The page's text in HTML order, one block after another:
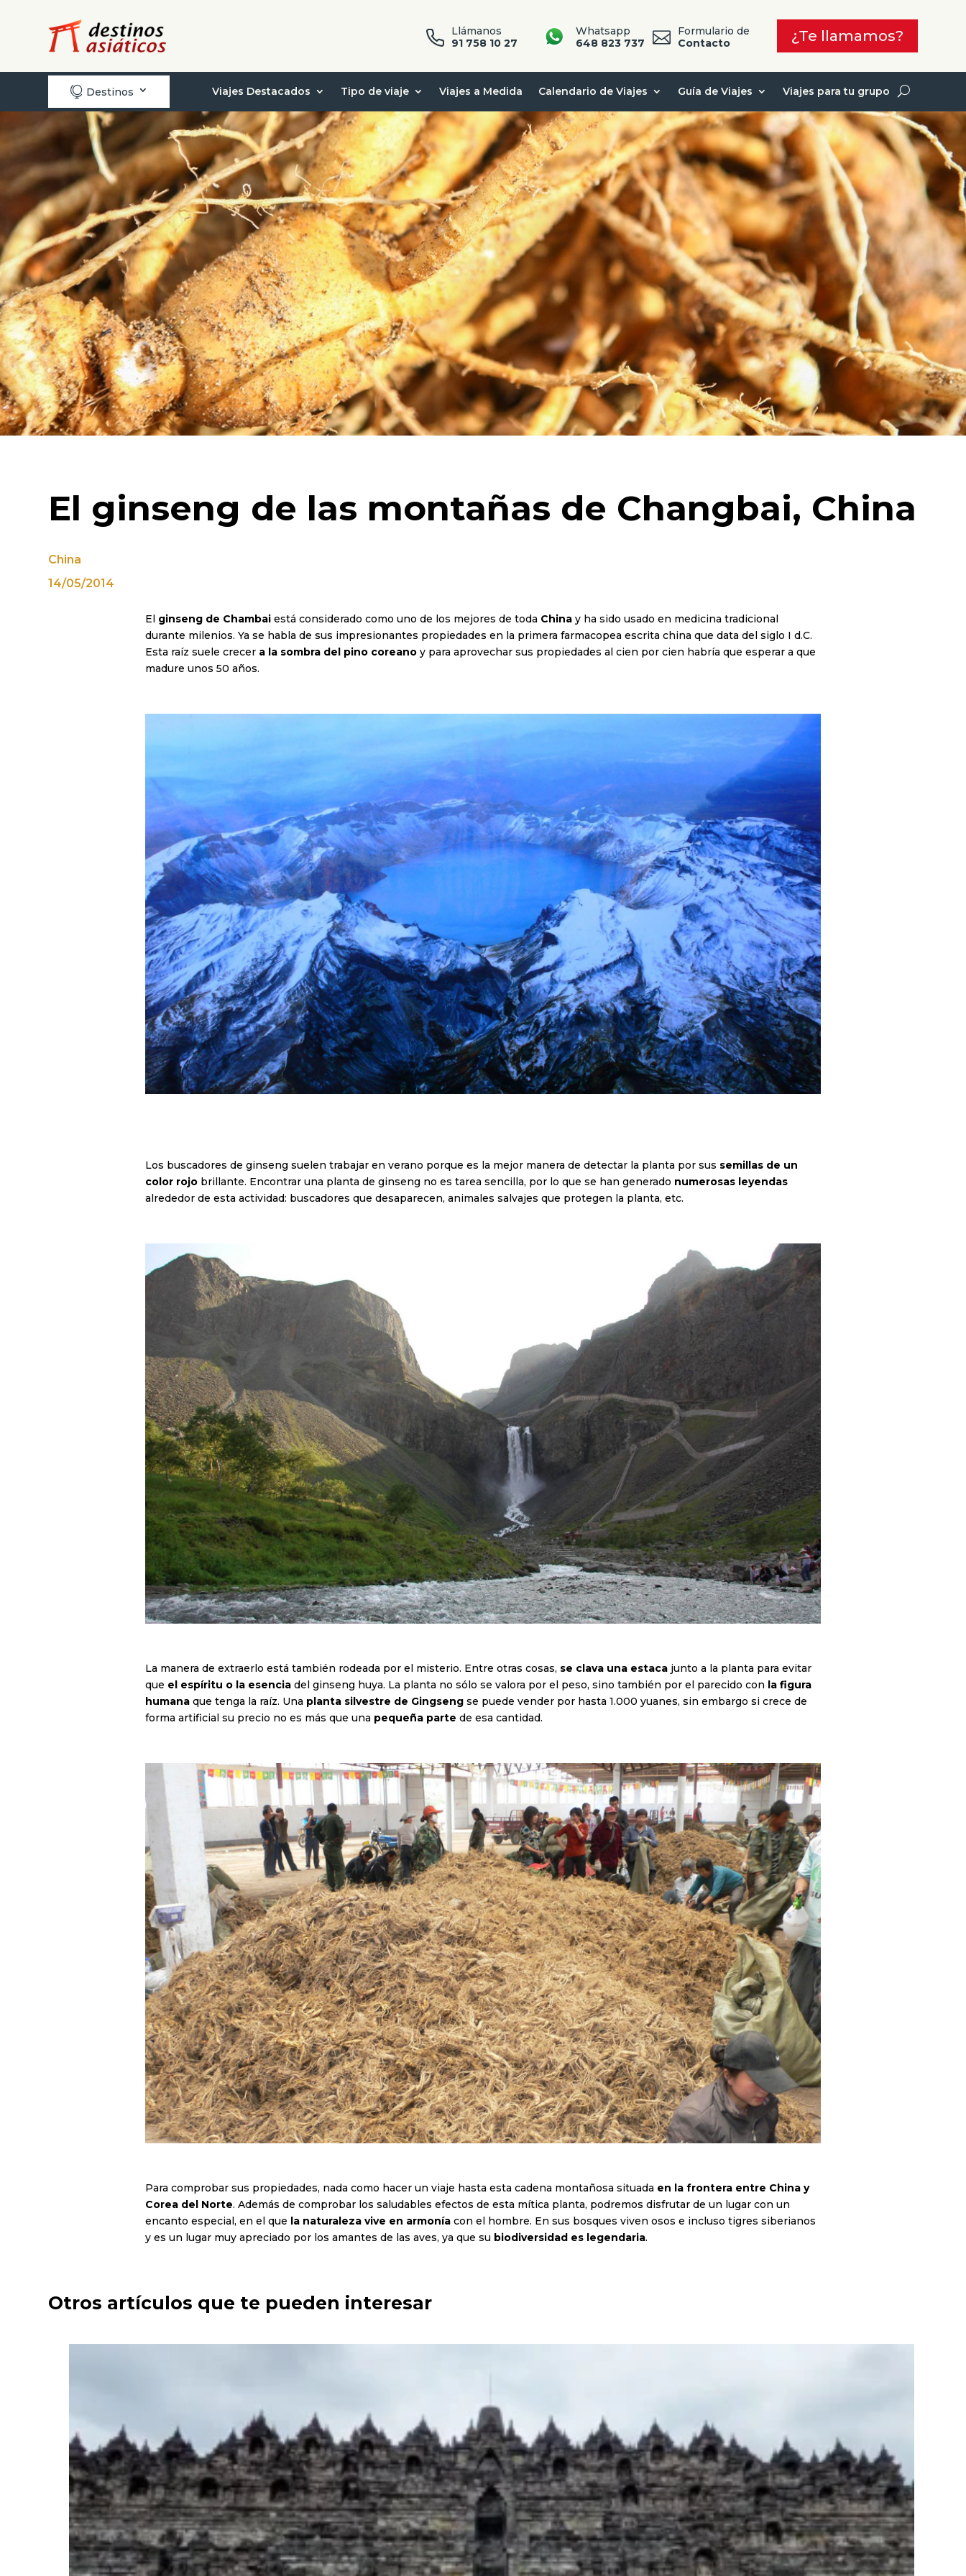
Llámanos
91 758 10 27
Whatsapp
648 823 737

Formulario de
Contacto
¿Te llamamos?
 Destinos Viajes Destacados Tipo de viaje Viajes a Medida Calendario de Viajes Guía de Viajes Viajes para tu grupo
El ginseng de las montañas de Changbai, China
China
14/05/2014
Elginseng de Chambaiestá considerado como uno de los mejores de toda Chinay ha sido usado en medicina tradicional
durante milenios. Ya se habla de sus impresionantes propiedades en la primera farmacopea escrita china que data del siglo I d.C.
Esta raíz suele crecer a la sombra del pino coreanoy para aprovechar sus propiedades al cien por cien habría que esperar a que
madure unos 50 años.
Los buscadores de ginseng suelen trabajar en verano porque es la mejor manera de detectar la planta por sus semillas de un
color rojo brillante. Encontrar una planta de ginseng no es tarea sencilla, por lo que se han generado numerosas leyendas
alrededor de esta actividad: buscadores que desaparecen, animales salvajes que protegen la planta, etc.
La manera de extraerlo está también rodeada por el misterio. Entre otras cosas, se clava una estacajunto a la planta para evitar
que el espíritu o la esenciadel ginseng huya. La planta no sólo se valora por el peso, sino también por el parecido con la figura
humanaque tenga la raíz. Una planta silvestre de Gingsengse puede vender por hasta 1.000 yuanes, sin embargo si crece de
forma artificial su precio no es más que una pequeña parte de esa cantidad.
Para comprobar sus propiedades, nada como hacer un viaje hasta esta cadena montañosa situada en la frontera entre China y
Corea del Norte. Además de comprobar los saludables efectos de esta mítica planta, podremos disfrutar de un lugar con un
encanto especial, en el que la naturaleza vive en armonía con el hombre. En sus bosques viven osos e incluso tigres siberianos
y es un lugar muy apreciado por los amantes de las aves, ya que su biodiversidad es legendaria.
Otros artículos que te pueden interesar